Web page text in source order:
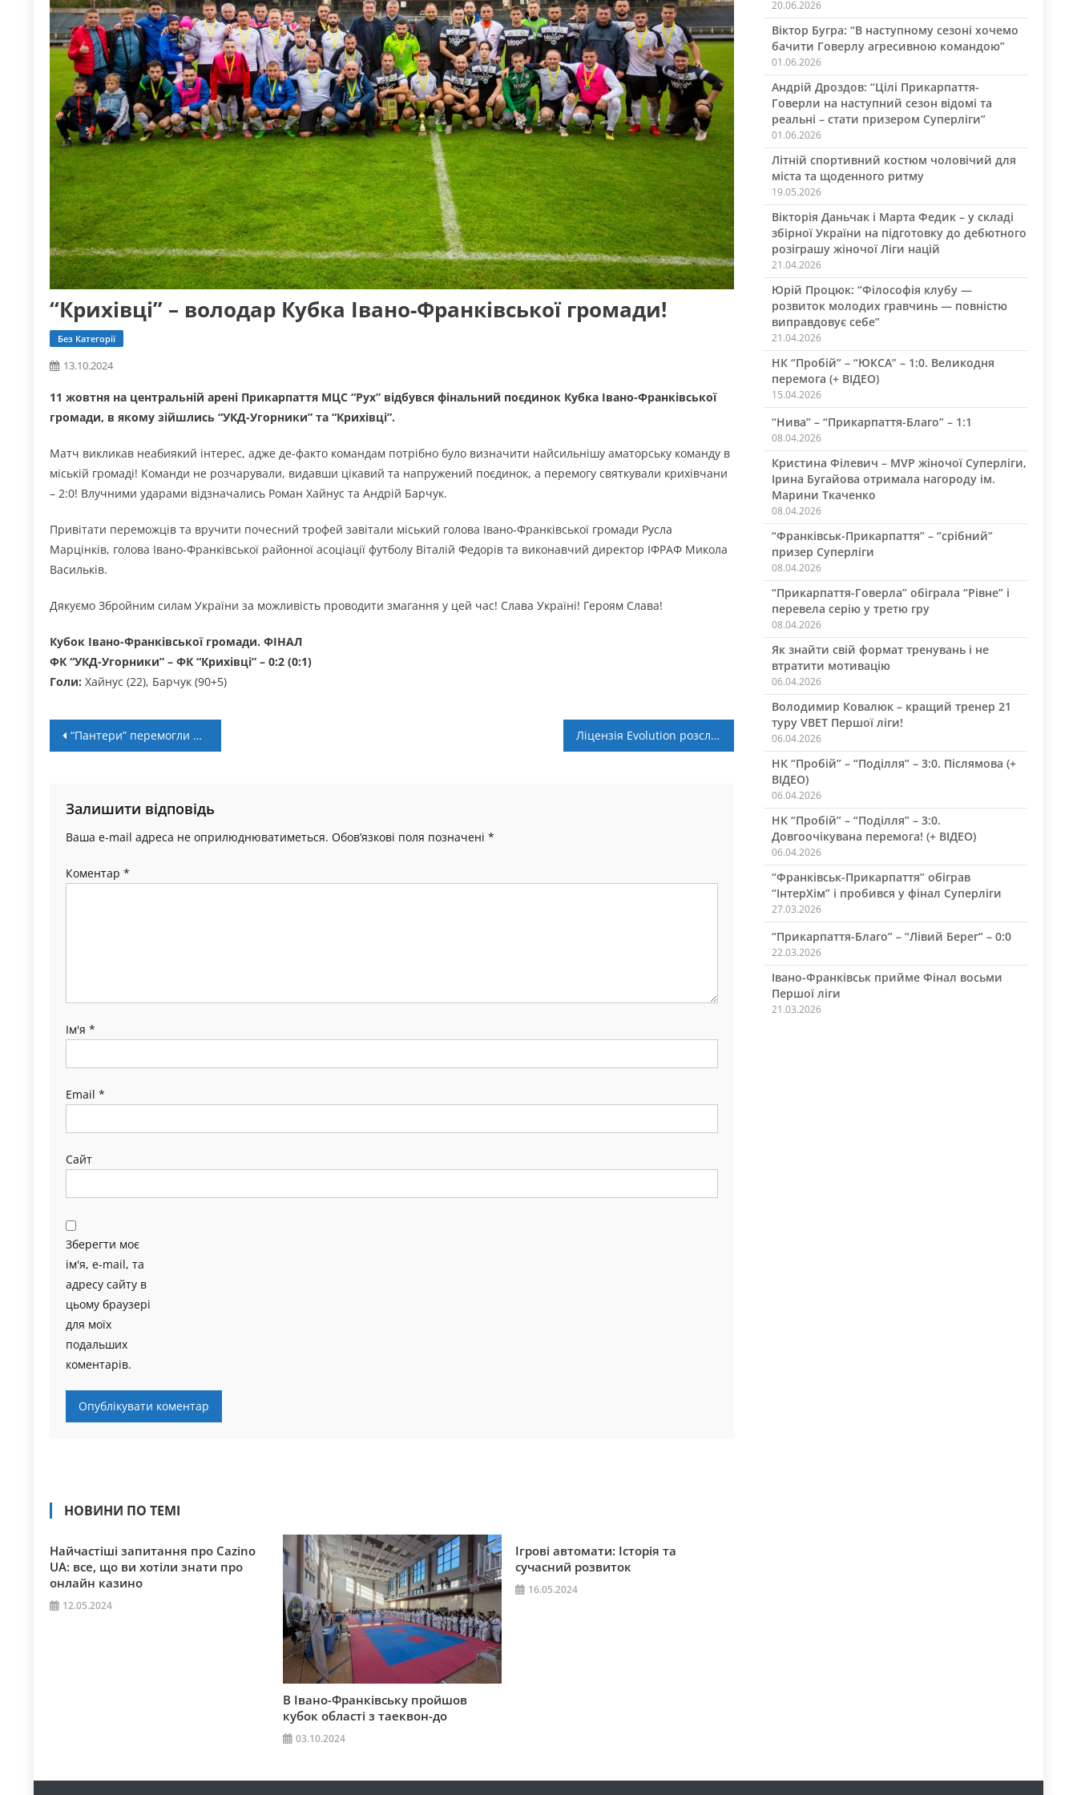
“Крихівці” – володар Кубка Івано-Франківської громади!
Без Категорії
13.10.2024
11 жовтня на центральній арені Прикарпаття МЦС “Рух” відбувся фінальний поєдинок Кубка Івано-Франківської
громади, в якому зійшлись “УКД-Угорники” та “Крихівці”.
Матч викликав неабиякий інтерес, адже де-факто командам потрібно було визначити найсильнішу аматорську команду в
міській громаді! Команди не розчарували, видавши цікавий та напружений поєдинок, а перемогу святкували крихівчани
– 2:0! Влучними ударами відзначались Роман Хайнус та Андрій Барчук.
Привітати переможців та вручити почесний трофей завітали міський голова Івано-Франківської громади Русла
Марцінків, голова Івано-Франківської районної асоціації футболу Віталій Федорів та виконавчий директор ІФРАФ Микола
Васильків.
Дякуємо Збройним силам України за можливість проводити змагання у цей час! Слава Україні! Героям Слава!
Кубок Івано-Франківської громади. ФІНАЛ
ФК “УКД-Угорники” – ФК “Крихівці” – 0:2 (0:1)
Голи: Хайнус (22), Барчук (90+5)
Навігація
“Пантери” перемогли в першому матчі у Вінниці Ліцензія Evolution розслідується Комісією з азартних ігор; ціна акцій падає
Залишити відповідь
Ваша e-mail адреса не оприлюднюватиметься. Обов’язкові поля позначені *
Коментар *
Ім'я *
Email *
Сайт
Зберегти моє
ім'я, e-mail, та
адресу сайту в
цьому браузері
для моїх
подальших
коментарів.
НОВИНИ ПО ТЕМІ
Найчастіші запитання про Cazino
UA: все, що ви хотіли знати про
онлайн казино
12.05.2024
В Івано-Франківську пройшов
кубок області з таеквон-до
03.10.2024
Ігрові автомати: Історія та
сучасний розвиток
16.05.2024
20.06.2026
Віктор Бугра: “В наступному сезоні хочемо
бачити Говерлу агресивною командою”
01.06.2026
Андрій Дроздов: “Цілі Прикарпаття-
Говерли на наступний сезон відомі та
реальні – стати призером Суперліги”
01.06.2026
Літній спортивний костюм чоловічий для
міста та щоденного ритму
19.05.2026
Вікторія Даньчак і Марта Федик – у складі
збірної України на підготовку до дебютного
розіграшу жіночої Ліги націй
21.04.2026
Юрій Процюк: “Філософія клубу —
розвиток молодих гравчинь — повністю
виправдовує себе”
21.04.2026
НК “Пробій” – “ЮКСА” – 1:0. Великодня
перемога (+ ВІДЕО)
15.04.2026
“Нива” – “Прикарпаття-Благо” – 1:1
08.04.2026
Кристина Філевич – MVP жіночої Суперліги,
Ірина Бугайова отримала нагороду ім.
Марини Ткаченко
08.04.2026
“Франківськ-Прикарпаття” – “срібний”
призер Суперліги
08.04.2026
“Прикарпаття-Говерла” обіграла “Рівне” і
перевела серію у третю гру
08.04.2026
Як знайти свій формат тренувань і не
втратити мотивацію
06.04.2026
Володимир Ковалюк – кращий тренер 21
туру VBET Першої ліги!
06.04.2026
НК “Пробій” – “Поділля” – 3:0. Післямова (+
ВІДЕО)
06.04.2026
НК “Пробій” – “Поділля” – 3:0.
Довгоочікувана перемога! (+ ВІДЕО)
06.04.2026
“Франківськ-Прикарпаття” обіграв
“ІнтерХім” і пробився у фінал Суперліги
27.03.2026
“Прикарпаття-Благо” – “Лівий Берег” – 0:0
22.03.2026
Івано-Франківськ прийме Фінал восьми
Першої ліги
21.03.2026